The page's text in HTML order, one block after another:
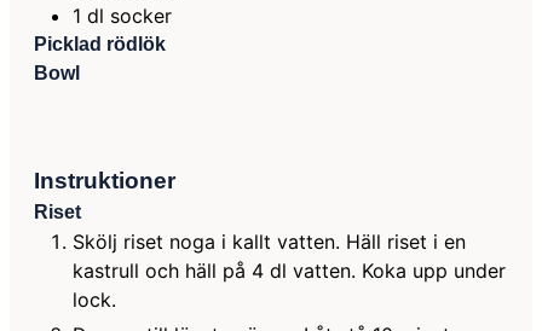
1 dl socker
Picklad rödlök
Bowl
Instruktioner
Riset
Skölj riset noga i kallt vatten. Häll riset i en
kastrull och häll på 4 dl vatten. Koka upp under
lock.